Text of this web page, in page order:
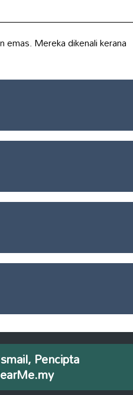
emas. Mereka dikenali kerana
Pencipta